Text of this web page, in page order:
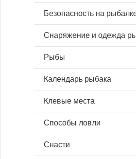
Безопасность на
Снаряжение и одежда
Рыбы
Календарь рыбака
Клевые места
Способы ловли
Снасти